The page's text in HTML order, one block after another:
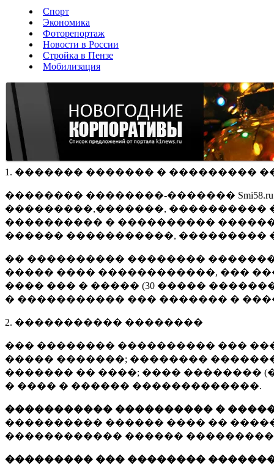
Спорт
Экономика
Фоторепортаж
Новости в России
Стройка в Пензе
Мобилизация
1. ������� ������� � ���������
�������� ��������-�������
���������,�������, ����������
���������� � ����������
������ �����������, ���������
�� ���������� ��������
����� ���� ������������, ���
���� ��� � ����� (30 �����
� ����������� ��� ������� �
2. ����������� ��������
��� �������� ���������� ���
����� �������; ��������
������� �� ����; ���� ��������
� ���� � ������ �������������.
����������� ���������� �
���������� ������ ���� ��
������������ ������
��������� ��� ��������